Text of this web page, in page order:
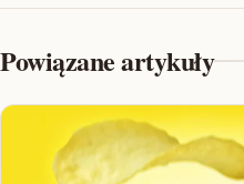
Powiązane artykuły